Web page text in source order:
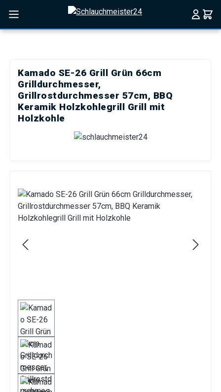
Zum Hauptinhalt springen
Kamado SE-26 Grill Grün 66cm
Grilldurchmesser,
Grillrostdurchmesser 57cm, BBQ
Keramik Holzkohlegrill Grill mit
Holzkohle